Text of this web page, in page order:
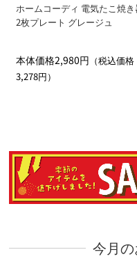
ホームコーディ 電気たこ焼き
2枚プレート グレージュ
本体価格2,980円 （税込価格
3,278円）
今月